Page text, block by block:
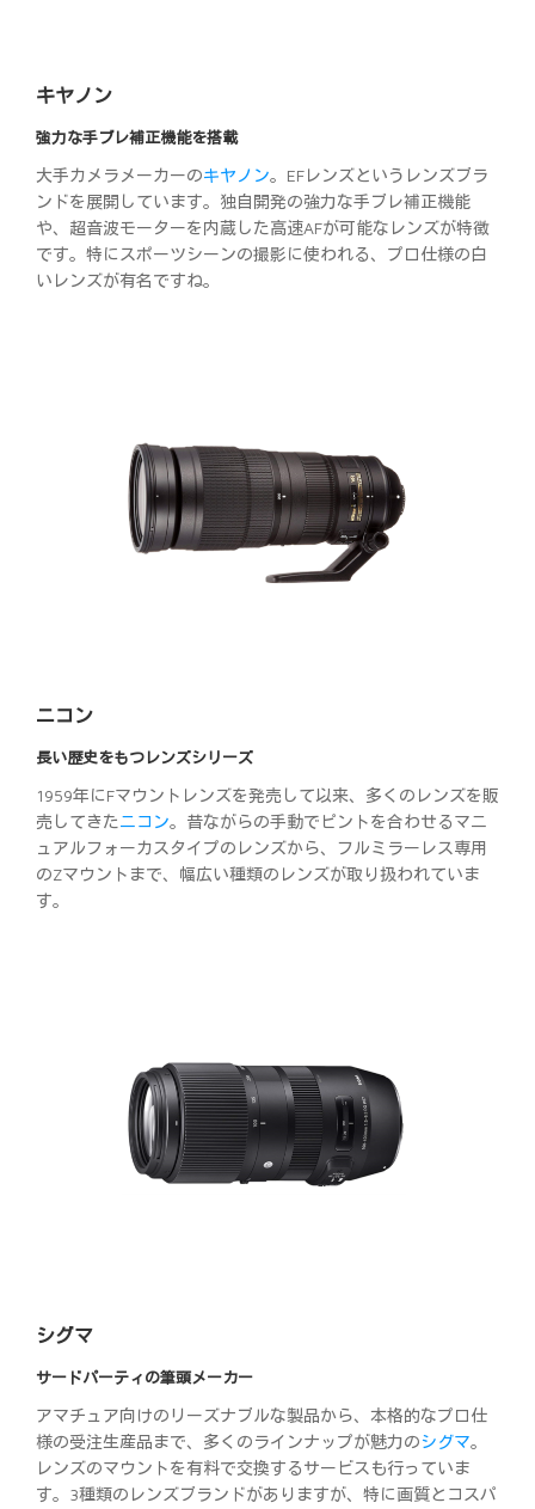
キヤノン
強力な手ブレ補正機能を搭載
大手カメラメーカーのキヤノン。EFレンズというレンズブラ
ンドを展開しています。独自開発の強力な手ブレ補正機能
や、超音波モーターを内蔵した高速AFが可能なレンズが特徴
です。特にスポーツシーンの撮影に使われる、プロ仕様の白
いレンズが有名ですね。
ニコン
長い歴史をもつレンズシリーズ
1959年にFマウントレンズを発売して以来、多くのレンズを販
売してきたニコン。昔ながらの手動でピントを合わせるマニ
ュアルフォーカスタイプのレンズから、フルミラーレス専用
のZマウントまで、幅広い種類のレンズが取り扱われていま
す。
シグマ
サードパーティの筆頭メーカー
アマチュア向けのリーズナブルな製品から、本格的なプロ仕
様の受注生産品まで、多くのラインナップが魅力のシグマ。
レンズのマウントを有料で交換するサービスも行っていま
す。3種類のレンズブランドがありますが、特に画質とコスパ